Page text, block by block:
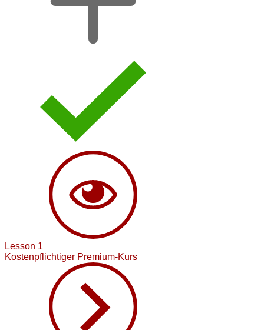
Lesson 1
Kostenpflichtiger Premium-Kurs